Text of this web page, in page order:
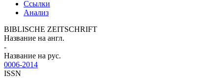
Ссылки
Анализ
BIBLISCHE ZEITSCHRIFT
Название на англ.
-
Название на рус.
0006-2014
ISSN